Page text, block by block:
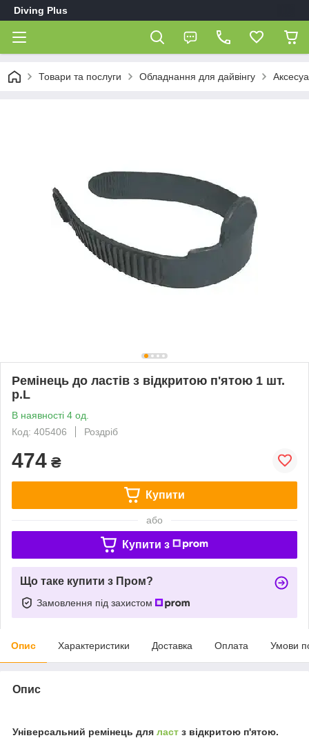
Diving Plus
Товари та послуги Обладнання для дайвінгу
Ремінець до ластів з відкритою п'ятою 1 шт.
р.L
В наявності 4 од.
Код: 405406
Роздріб
474 ₴
Купити
або
Купити з
Що таке купити з Пром?
Замовлення під захистом
Опис Характеристики Доставка Оплата Умови
Опис
Універсальний ремінець для ласт з відкритою п'ятою.